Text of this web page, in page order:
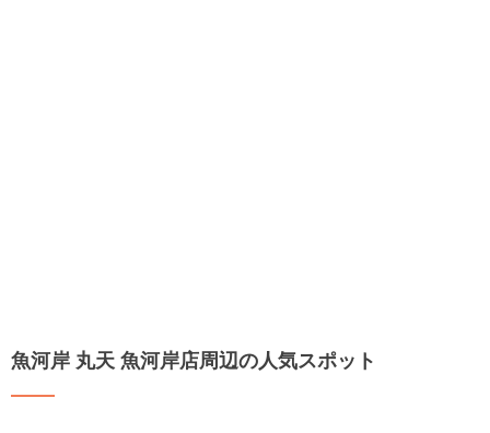
魚河岸 丸天 魚河岸店周辺の人気スポット